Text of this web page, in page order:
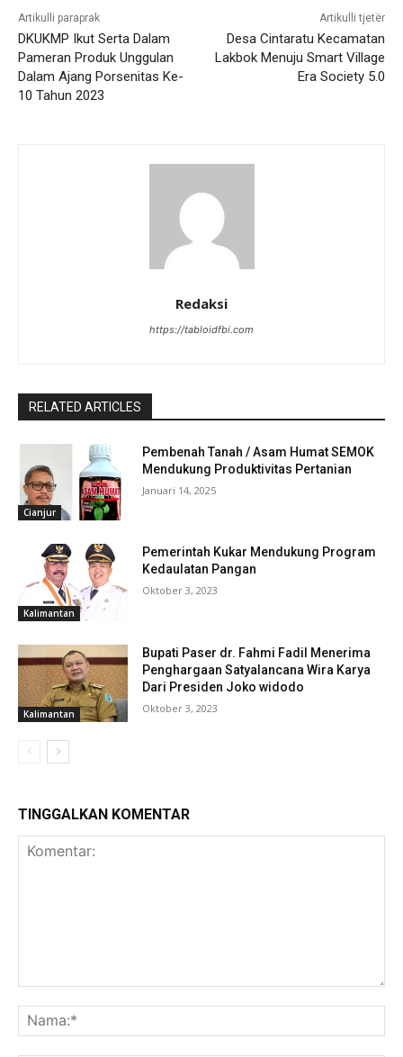
Artikulli paraprak
DKUKMP Ikut Serta Dalam
Pameran Produk Unggulan
Dalam Ajang Porsenitas Ke-
10 Tahun 2023
Artikulli tjetër
Desa Cintaratu Kecamatan
Lakbok Menuju Smart Village
Era Society 5.0
Redaksi
https://tabloidfbi.com
RELATED ARTICLES
Cianjur
Pembenah Tanah / Asam Humat SEMOK
Mendukung Produktivitas Pertanian
Januari 14, 2025
Kalimantan
Pemerintah Kukar Mendukung Program
Kedaulatan Pangan
Oktober 3, 2023
Kalimantan
Bupati Paser dr. Fahmi Fadil Menerima
Penghargaan Satyalancana Wira Karya
Dari Presiden Joko widodo
Oktober 3, 2023
TINGGALKAN KOMENTAR